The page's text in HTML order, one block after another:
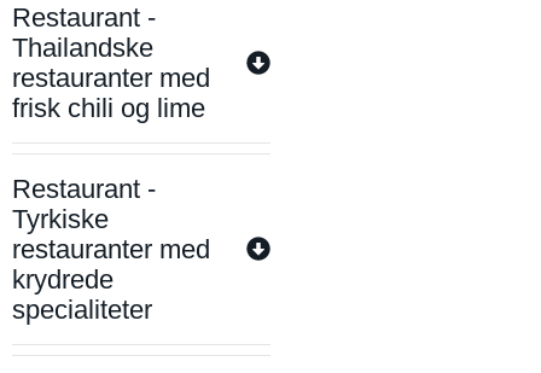
Restaurant -
Thailandske
restauranter med
frisk chili og lime
Restaurant -
Tyrkiske
restauranter med
krydrede
specialiteter